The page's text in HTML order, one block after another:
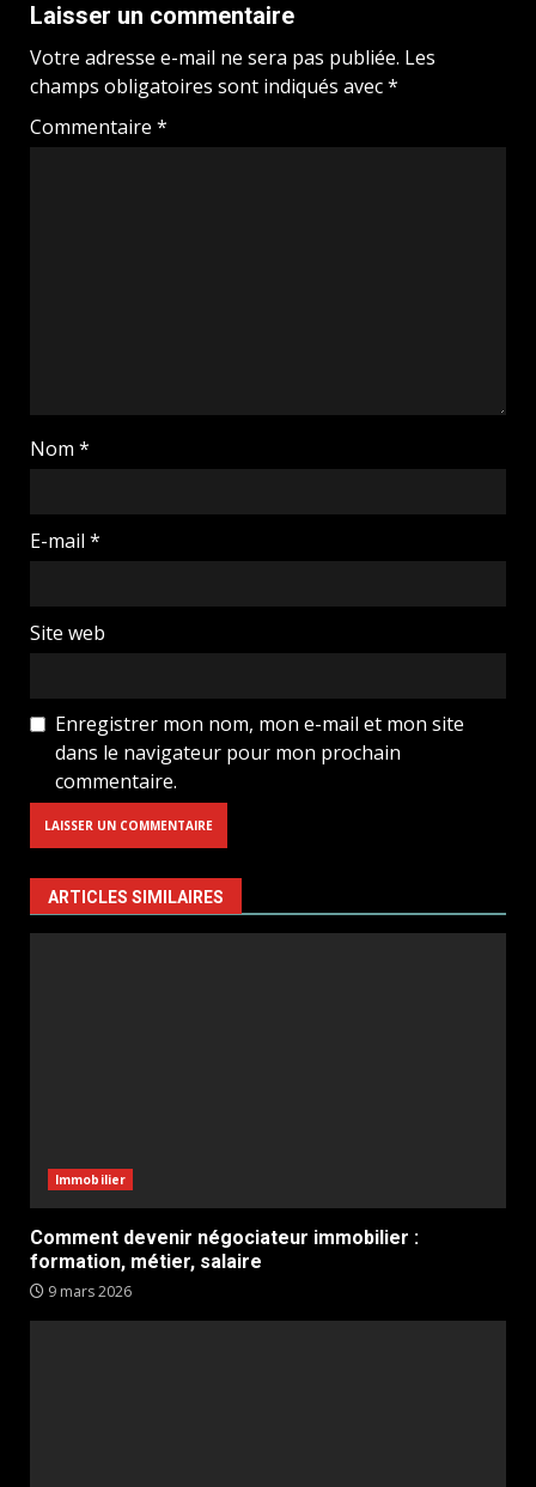
Laisser un commentaire
Votre adresse e-mail ne sera pas publiée. Les
champs obligatoires sont indiqués avec*
Commentaire *
Nom *
E-mail *
Site web
Enregistrer mon nom, mon e-mail et mon site
dans le navigateur pour mon prochain
commentaire.
ARTICLES SIMILAIRES
Immobilier
Comment devenir négociateur immobilier :
formation, métier, salaire
9 mars 2026